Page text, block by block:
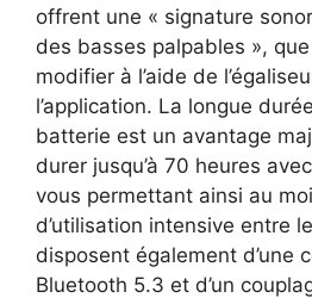
offrent une « signature
des basses palpables »,
modifier à l’aide de
l’application. La longue
batterie est un avantage
durer jusqu’à 70 heures
vous permettant ainsi au
d’utilisation intensive entre
disposent également d’une
Bluetooth 5.3 et d’un